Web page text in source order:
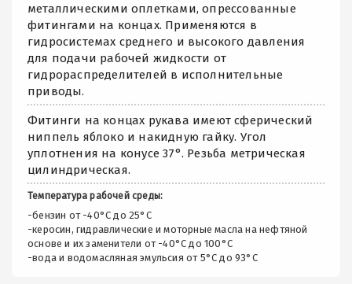
металлическими оплетками, опрессованные
фитингами на концах. Применяются в
гидросистемах среднего и высокого давления
для подачи рабочей жидкости от
гидрораспределителей в исполнительные
приводы.
Фитинги на концах рукава имеют сферический
ниппель яблоко и накидную гайку. Угол
уплотнения на конусе 37°. Резьба метрическая
цилиндрическая.
Температура рабочей среды:
-бензин от -40°C до 25°C
-керосин, гидравлические и моторные масла на нефтяной
основе и их заменители от -40°C до 100°C
-вода и водомасляная эмульсия от 5°C до 93°C